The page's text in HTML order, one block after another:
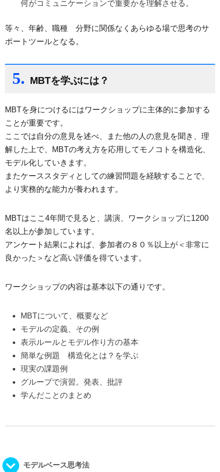
何がコミュニケーションで重要かを理解させる。
等々、年齢、職種 分野に関係なくあらゆる場で思考のサ
ポートツールとなる。
5. MBTを学ぶには？
MBTを身につけるにはワークショップに主体的に参加する
ことが重要です。
ここでは自分の意見を述べ、また他の人の意見を聞き、理
解した上で、MBTの考え方を応用してモノコトを構造化、
モデル化していきます。
またケーススタディとしての練習問題を経験することで、
より実務的な能力が養われます。
MBTはここ4年間で見ると、講演、ワークショップに1200
名以上が参加しています。
アンケート結果によれば、参加者の８０％以上が＜非常に
良かった＞など高い評価を得ています。
ワークショップの内容は基本以下の通りです。
MBTについて、概要など
モデルの定義、その例
表示ルールとモデル作り方の基本
簡単な例題 構造化とは？を学ぶ
現実の課題例
グループで演習。発表、批評
学んだことのまとめ
モデルベース思考法